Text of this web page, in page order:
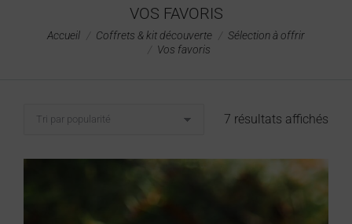
VOS FAVORIS
Vous êtes ici :
Accueil Coffrets & kit découverte
Sélection à offrir
Vos favoris
7 résultats affichés